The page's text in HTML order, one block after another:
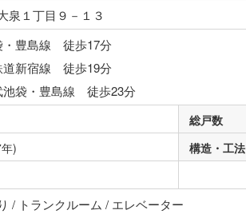
泉１丁目９－１３
豊島線 徒歩17分
新宿線 徒歩19分
袋・豊島線 徒歩23分
総戸数
)
構造・工法
/ トランクルーム / エレベーター